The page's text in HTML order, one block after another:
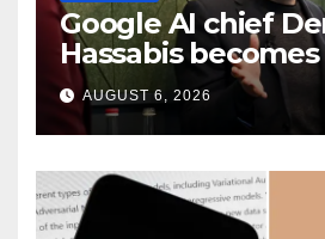
Google AI chief
Hassabis
chief scientist in
shakeup
AUGUST 6, 2026